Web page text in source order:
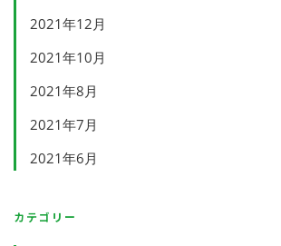
2021年12月
2021年10月
2021年8月
2021年7月
2021年6月
カテゴリー